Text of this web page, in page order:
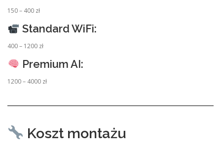
150 – 400 zł
Standard WiFi:
400 – 1200 zł
Premium AI:
1200 – 4000 zł
Koszt montażu